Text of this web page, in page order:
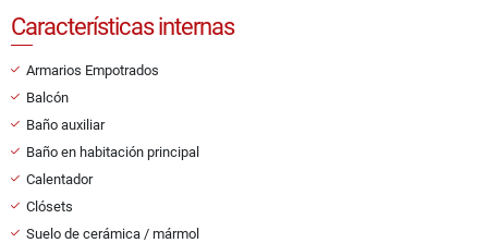
Características internas
Armarios Empotrados
Balcón
Baño auxiliar
Baño en habitación principal
Calentador
Clósets
Suelo de cerámica / mármol